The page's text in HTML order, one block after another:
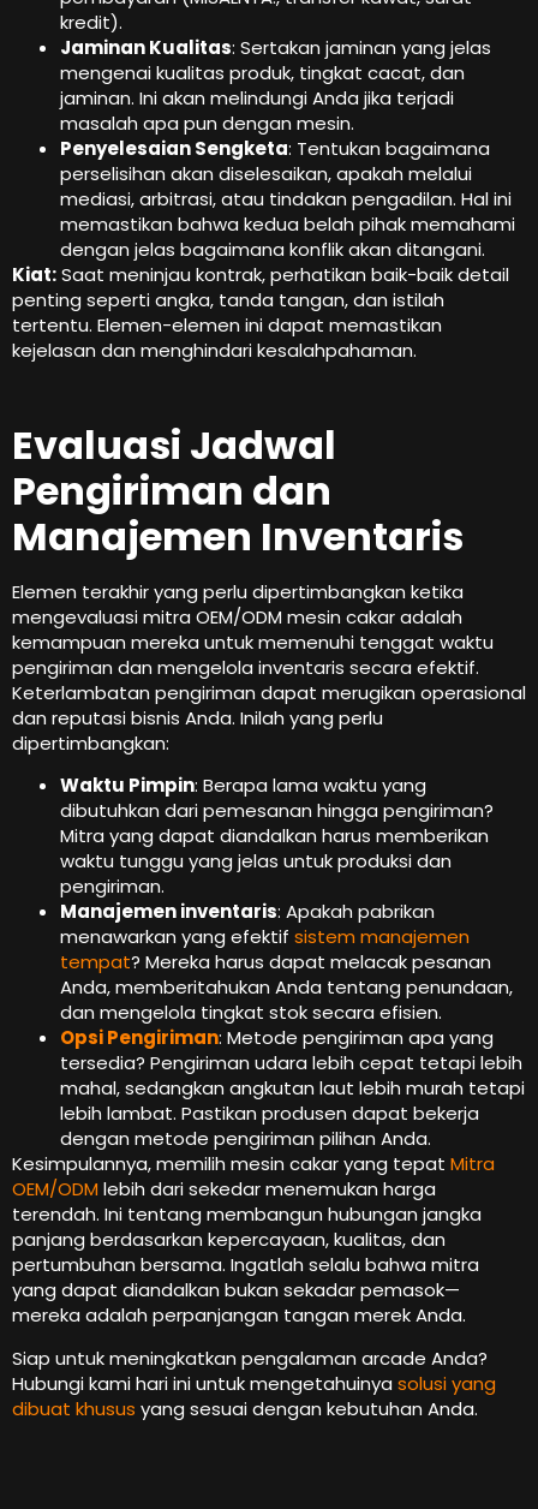
kredit).
Jaminan Kualitas: Sertakan jaminan yang jelas
mengenai kualitas produk, tingkat cacat, dan
jaminan. Ini akan melindungi Anda jika terjadi
masalah apa pun dengan mesin.
Penyelesaian Sengketa: Tentukan bagaimana
perselisihan akan diselesaikan, apakah melalui
mediasi, arbitrasi, atau tindakan pengadilan. Hal ini
memastikan bahwa kedua belah pihak memahami
dengan jelas bagaimana konflik akan ditangani.
Kiat:Saat meninjau kontrak, perhatikan baik-baik detail
penting seperti angka, tanda tangan, dan istilah
tertentu. Elemen-elemen ini dapat memastikan
kejelasan dan menghindari kesalahpahaman.
Evaluasi Jadwal
Pengiriman dan
Manajemen Inventaris
Elemen terakhir yang perlu dipertimbangkan ketika
mengevaluasi mitra OEM/ODM mesin cakar adalah
kemampuan mereka untuk memenuhi tenggat waktu
pengiriman dan mengelola inventaris secara efektif.
Keterlambatan pengiriman dapat merugikan operasional
dan reputasi bisnis Anda. Inilah yang perlu
dipertimbangkan:
Waktu Pimpin: Berapa lama waktu yang
dibutuhkan dari pemesanan hingga pengiriman?
Mitra yang dapat diandalkan harus memberikan
waktu tunggu yang jelas untuk produksi dan
pengiriman.
Manajemen inventaris: Apakah pabrikan
menawarkan yang efektif sistem manajemen
tempat? Mereka harus dapat melacak pesanan
Anda, memberitahukan Anda tentang penundaan,
dan mengelola tingkat stok secara efisien.
Opsi Pengiriman: Metode pengiriman apa yang
tersedia? Pengiriman udara lebih cepat tetapi lebih
mahal, sedangkan angkutan laut lebih murah tetapi
lebih lambat. Pastikan produsen dapat bekerja
dengan metode pengiriman pilihan Anda.
Kesimpulannya, memilih mesin cakar yang tepat Mitra
OEM/ODM lebih dari sekedar menemukan harga
terendah. Ini tentang membangun hubungan jangka
panjang berdasarkan kepercayaan, kualitas, dan
pertumbuhan bersama. Ingatlah selalu bahwa mitra
yang dapat diandalkan bukan sekadar pemasok—
mereka adalah perpanjangan tangan merek Anda.
Siap untuk meningkatkan pengalaman arcade Anda?
Hubungi kami hari ini untuk mengetahuinya solusi yang
dibuat khusus yang sesuai dengan kebutuhan Anda.